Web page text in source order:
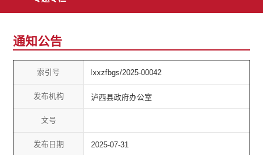
通知公告
索引号 lxxzfbgs/2025-00042
发布机构 泸西县政府办公室
文号
发布日期 2025-07-31